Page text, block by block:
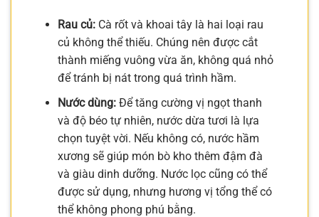
Rau củ:Cà rốt và khoai tây là hai loại rau
củ không thể thiếu. Chúng nên được cắt
thành miếng vuông vừa ăn, không quá nhỏ
để tránh bị nát trong quá trình hầm.
Nước dùng:Để tăng cường vị ngọt thanh
và độ béo tự nhiên, nước dừa tươi là lựa
chọn tuyệt vời. Nếu không có, nước hầm
xương sẽ giúp món bò kho thêm đậm đà
và giàu dinh dưỡng. Nước lọc cũng có thể
được sử dụng, nhưng hương vị tổng thể có
thể không phong phú bằng.